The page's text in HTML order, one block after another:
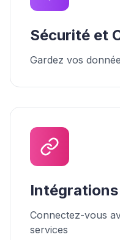
Sécurité et
Gardez vos
Intégrations
Connectez-vous
services